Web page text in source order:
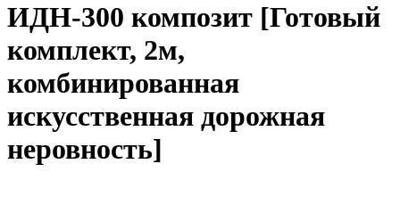
ИДН-300 композит [Готовый
комплект, 2м,
комбинированная
искусственная дорожная
неровность]